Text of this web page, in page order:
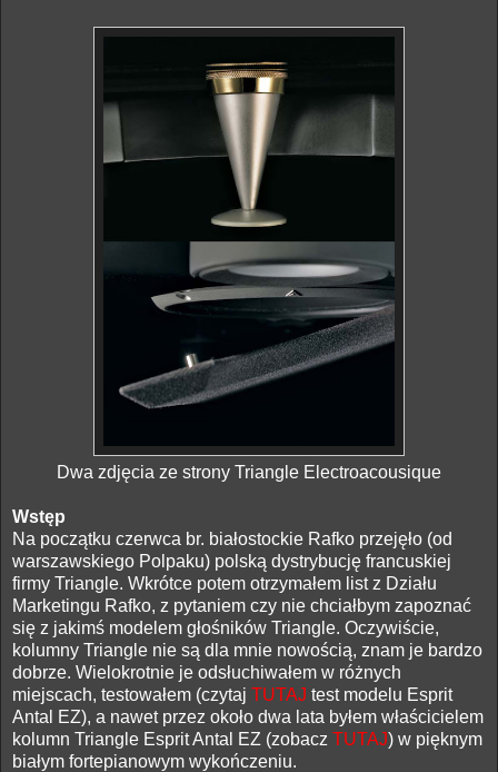
Dwa zdjęcia ze strony Triangle Electroacousique
Wstęp
Na początku czerwca br. białostockie Rafko przejęło (od
warszawskiego Polpaku) polską dystrybucję francuskiej
firmy Triangle. Wkrótce potem otrzymałem list z Działu
Marketingu Rafko, z pytaniem czy nie chciałbym zapoznać
się z jakimś modelem głośników Triangle. Oczywiście,
kolumny Triangle nie są dla mnie nowością, znam je bardzo
dobrze. Wielokrotnie je odsłuchiwałem w różnych
miejscach, testowałem (czytaj TUTAJ test modelu Esprit
Antal EZ), a nawet przez około dwa lata byłem właścicielem
kolumn Triangle Esprit Antal EZ (zobacz TUTAJ) w pięknym
białym fortepianowym wykończeniu.